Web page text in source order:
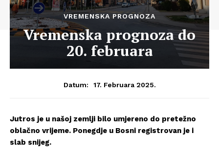
VREMENSKA PROGNOZA
Vremenska prognoza do
20. februara
Datum: 17. Februara 2025.
Jutros je u našoj zemlji bilo umjereno do pretežno
oblačno vrijeme. Ponegdje u Bosni registrovan je i
slab snijeg.